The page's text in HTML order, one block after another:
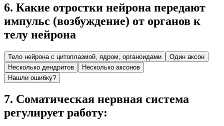
6. Какие отростки нейрона передают
импульс (возбуждение) от органов к
телу нейрона
Тело нейрона с цитоплазмой, ядром, органоидами
Один аксон
Несколько дендритов
Несколько аксонов
Нашли ошибку?
7. Соматическая нервная система
регулирует работу: